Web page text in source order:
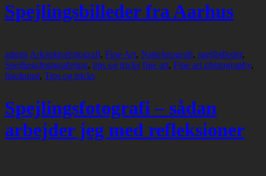
Spejlingsbilleder fra Aarhus
admin Arkitekturfotografi, Fine Art, Nattefotografi, spejlbilleder,
Spejlingsfotografering, tips og tricks fine art, Fine art photography,
fotokunst, Tips og tricks
Spejlingsfotografi – sådan
arbejder jeg med refleksioner